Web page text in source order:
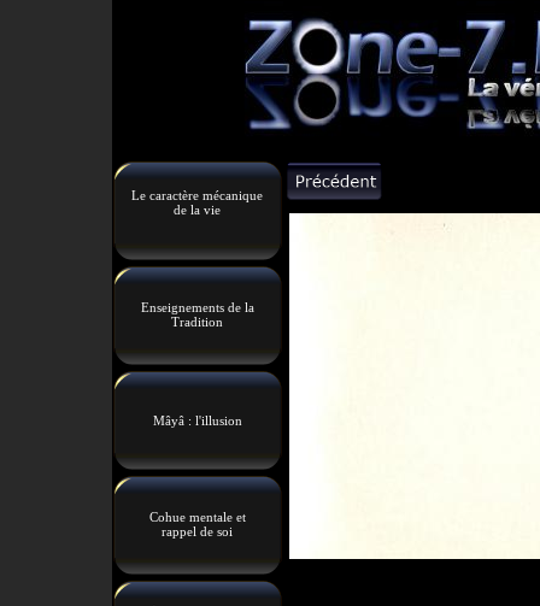
Le caractère mécanique
de la vie
Enseignements de la
Tradition
Mâyâ : l'illusion
Cohue mentale et
rappel de soi